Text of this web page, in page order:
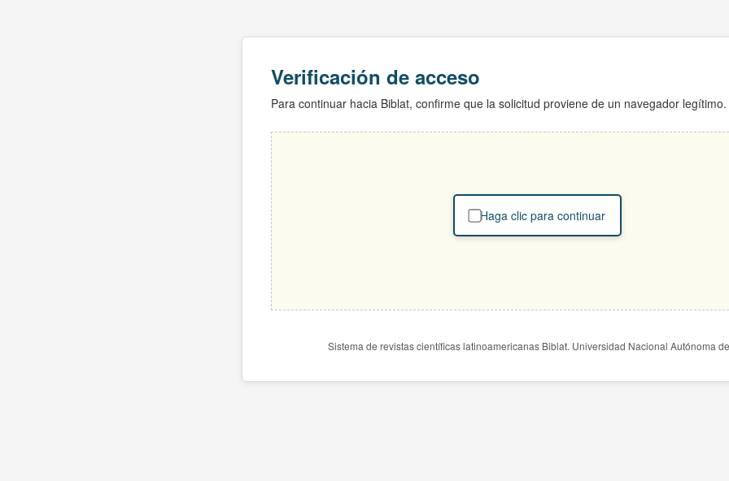
Verificación de acceso
Para continuar hacia Biblat, confirme que la solicitud proviene de un navegador legítimo.
Haga clic para continuar
Sistema de revistas científicas latinoamericanas Biblat. Universidad Nacional Autónoma